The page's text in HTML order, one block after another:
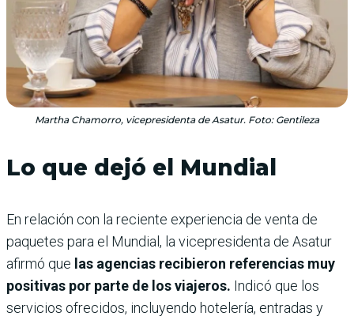
Martha Chamorro, vicepresidenta de Asatur. Foto: Gentileza
Lo que dejó el Mundial
En relación con la reciente experiencia de venta de
paquetes para el Mundial, la vicepresidenta de Asatur
afirmó que las agencias recibieron referencias muy
positivas por parte de los viajeros. Indicó que los
servicios ofrecidos, incluyendo hotelería, entradas y